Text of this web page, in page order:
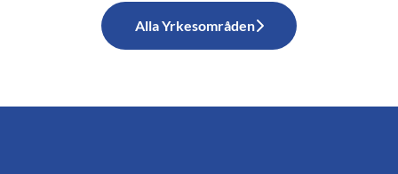
Alla Yrkesområden